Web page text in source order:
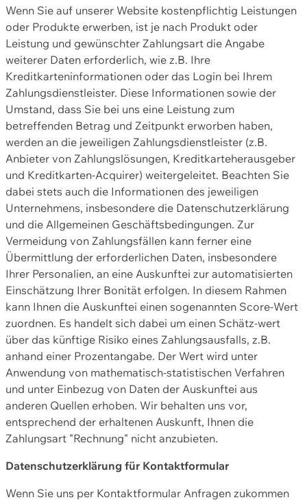
Wenn Sie auf unserer Website kostenpflichtig Leistungen
oder Produkte erwerben, ist je nach Produkt oder
Leistung und gewünschter Zahlungsart die Angabe
weiterer Daten erforderlich, wie z.B. Ihre
Kreditkarteninformationen oder das Login bei Ihrem
Zahlungsdienstleister. Diese Informationen sowie der
Umstand, dass Sie bei uns eine Leistung zum
betreffenden Betrag und Zeitpunkt erworben haben,
werden an die jeweiligen Zahlungsdienstleister (z.B.
Anbieter von Zahlungslösungen, Kreditkarteherausgeber
und Kreditkarten-Acquirer) weitergeleitet. Beachten Sie
dabei stets auch die Informationen des jeweiligen
Unternehmens, insbesondere die Datenschutzerklärung
und die Allgemeinen Geschäftsbedingungen. Zur
Vermeidung von Zahlungsfällen kann ferner eine
Übermittlung der erforderlichen Daten, insbesondere
Ihrer Personalien, an eine Auskunftei zur automatisierten
Einschätzung Ihrer Bonität erfolgen. In diesem Rahmen
kann Ihnen die Auskunftei einen sogenannten Score-Wert
zuordnen. Es handelt sich dabei um einen Schätz-wert
über das künftige Risiko eines Zahlungsausfalls, z.B.
anhand einer Prozentangabe. Der Wert wird unter
Anwendung von mathematisch-statistischen Verfahren
und unter Einbezug von Daten der Auskunftei aus
anderen Quellen erhoben. Wir behalten uns vor,
entsprechend der erhaltenen Auskunft, Ihnen die
Zahlungsart "Rechnung" nicht anzubieten.
Datenschutzerklärung für Kontaktformular
Wenn Sie uns per Kontaktformular Anfragen zukommen